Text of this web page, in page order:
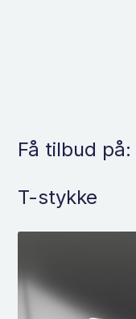
Få tilbud på:
T-stykke